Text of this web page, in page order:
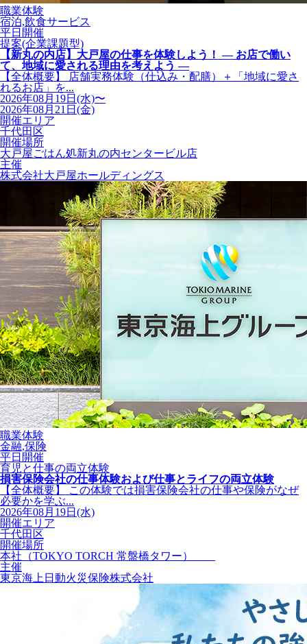
職業体験
宿泊,飲食サービス
平日開催
提案(企業課題型)
【新丸の内店】大戸屋の仕事を体験しよう！ ― お店で働い
て、地域に愛される理由を考えよう ―
【全体概要】 店舗実務体験（仕込み・配膳）＋「地域に愛さ
れるお店」を...
2026年08月19日(水)〜
2026年08月21日(金)
開催エリア
千代田区
開催場所
大戸屋ごはん処新丸の内センタービル店
主催
株式会社大戸屋ホールディングス
職業体験
金融,保険
平日開催
育児と仕事の両立体験
損害保険会社の仕事体験および仕事とライフの両立体験
【全体概要】 この体験では損害保険会社の仕事や保険がなぜ
必要かを学ぶ...
2026年08月19日(水)
開催エリア
千代田区
開催場所
本社（TOKYO TORCH 常盤橋タワー）
主催
東京海上日動火災保険株式会社